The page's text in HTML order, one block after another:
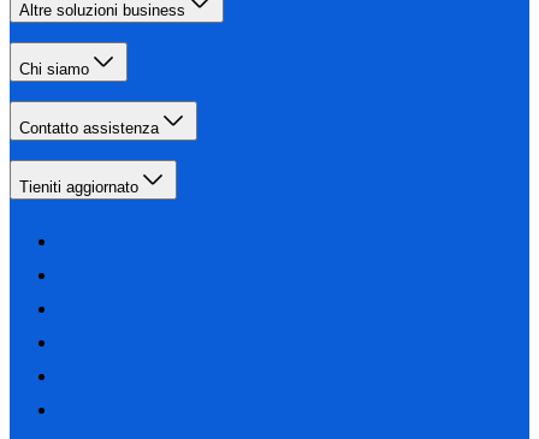
Altre soluzioni business
Chi siamo
Contatto assistenza
Tieniti aggiornato